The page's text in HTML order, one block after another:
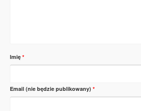
Imię *
Email (nie będzie publikowany) *